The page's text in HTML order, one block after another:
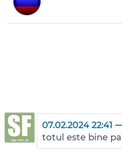
07.02.2024 22:41
totul este bine